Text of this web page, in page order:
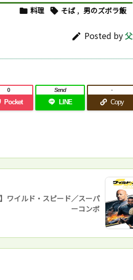
 料理  そば , 男のズボラ飯
 Posted by父
Pocket
0
LINE
Send
Copy
-
】ワイルド・スピード／スーパ
ーコンボ